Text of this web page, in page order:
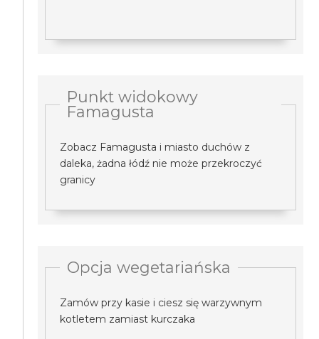
Punkt widokowy
Famagusta
Zobacz Famagusta i miasto duchów z
daleka, żadna łódź nie może przekroczyć
granicy
Opcja wegetariańska
Zamów przy kasie i ciesz się warzywnym
kotletem zamiast kurczaka